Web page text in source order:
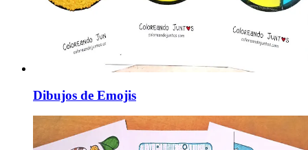
Dibujos de Emojis